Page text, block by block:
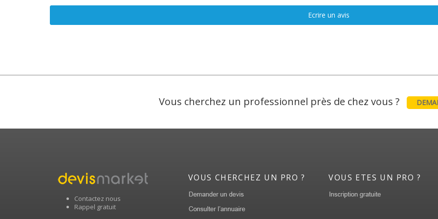
Ecrire un avis
Vous cherchez un professionnel près de chez vous ?
Contactez nous
Rappel gratuit
VOUS CHERCHEZ UN PRO ? VOUS ETES UN PRO ?